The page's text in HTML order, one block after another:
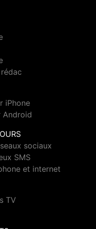
iPhone
Android
sociaux
SMS
et internet
TV